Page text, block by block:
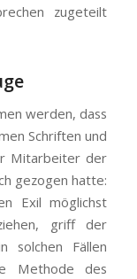
zugeteilt
werden, dass
Schriften und
Mitarbeiter der
gezogen hatte:
Exil möglichst
griff der
solchen Fällen
Methode des